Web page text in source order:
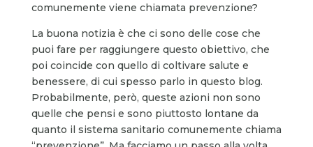
comunemente viene chiamata prevenzione?
La buona notizia è che ci sono delle cose che
puoi fare per raggiungere questo obiettivo, che
poi coincide con quello di coltivare salute e
benessere, di cui spesso parlo in questo blog.
Probabilmente, però, queste azioni non sono
quelle che pensi e sono piuttosto lontane da
quanto il sistema sanitario comunemente chiama